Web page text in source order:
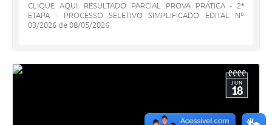
CLIQUE AQUI: RESULTADO PARCIAL PROVA PRÁTICA - 2ª
ETAPA - PROCESSO SELETIVO SIMPLIFICADO EDITAL Nº
03/2026 de 08/05/2026
JUN
18